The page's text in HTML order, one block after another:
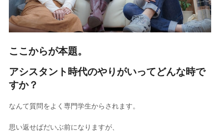
ここからが本題。
アシスタント時代のやりがいってどんな時で
すか？
なんて質問をよく専門学生からされます。
思い返せばだいぶ前になりますが、